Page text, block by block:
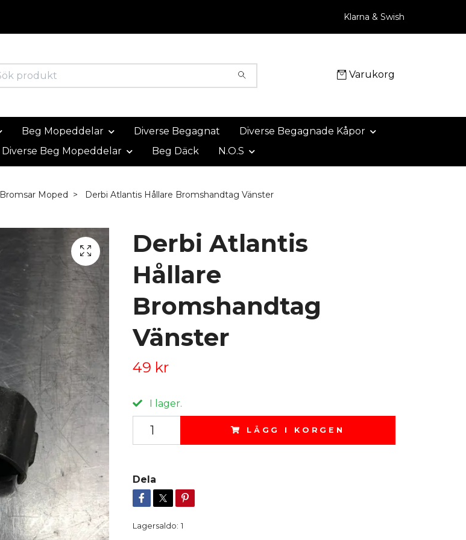
Klarna & Swish
Varukorg
Beg Mopeddelar Diverse Begagnat
Diverse Begagnade Kåpor
Diverse Beg Mopeddelar Beg Däck N.O.S
Bromsar Moped Derbi Atlantis Hållare Bromshandtag Vänster
Derbi Atlantis
Hållare
Bromshandtag
Vänster
49 kr
I lager.
LÄGG I KORGEN
Dela
Lagersaldo: 1